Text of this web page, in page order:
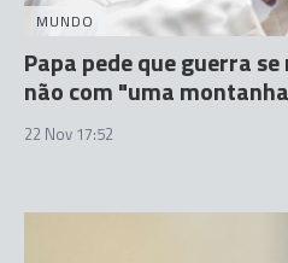
MUNDO
Papa pede que guerra
não com "uma
22 Nov 17:52